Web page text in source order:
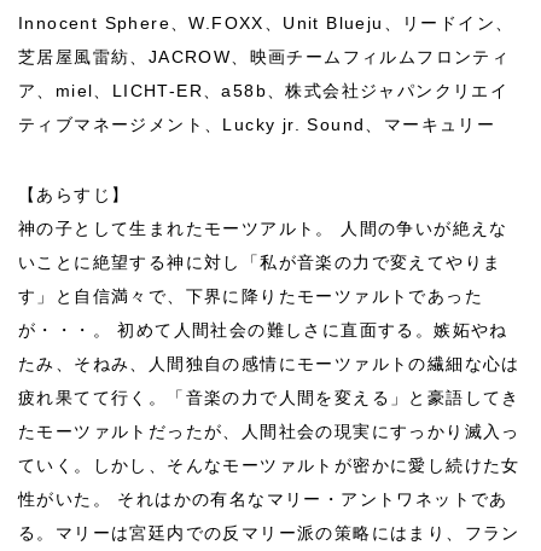
Innocent Sphere、W.FOXX、Unit Blueju、リードイン、
芝居屋風雷紡、JACROW、映画チームフィルムフロンティ
ア、miel、LICHT-ER、a58b、株式会社ジャパンクリエイ
ティブマネージメント、Lucky jr. Sound、マーキュリー
【あらすじ】
神の子として生まれたモーツアルト。 人間の争いが絶えな
いことに絶望する神に対し「私が音楽の力で変えてやりま
す」と自信満々で、下界に降りたモーツァルトであった
が・・・。 初めて人間社会の難しさに直面する。嫉妬やね
たみ、そねみ、人間独自の感情にモーツァルトの繊細な心は
疲れ果てて行く。「音楽の力で人間を変える」と豪語してき
たモーツァルトだったが、人間社会の現実にすっかり滅入っ
ていく。しかし、そんなモーツァルトが密かに愛し続けた女
性がいた。 それはかの有名なマリー・アントワネットであ
る。マリーは宮廷内での反マリー派の策略にはまり、フラン